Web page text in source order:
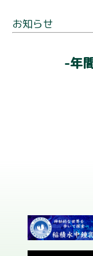
ナ
ビ
お知らせ
-年